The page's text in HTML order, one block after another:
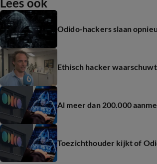
Odido-hackers slaan
Ethisch hacker
Al meer dan 200.000
Toezichthouder kijkt of